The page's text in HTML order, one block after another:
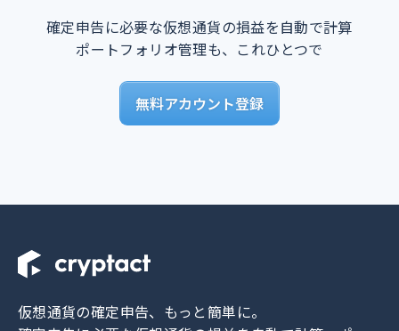
確定申告に必要な仮想通貨の損益を自動で計算
ポートフォリオ管理も、これひとつで
無料アカウント登録
仮想通貨の確定申告、もっと簡単に。